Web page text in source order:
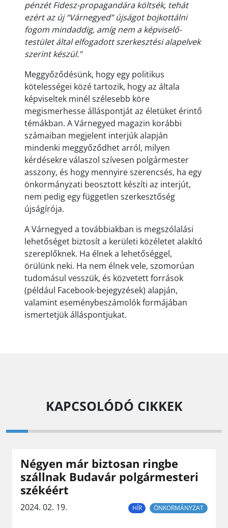
pénzét Fidesz-propagandára költsék, tehát
ezért az új “Várnegyed” újságot bojkottálni
fogom mindaddig, amíg nem a képviselő-
testület által elfogadott szerkesztési alapelvek
szerint készül.”
Meggyőződésünk, hogy egy politikus
kötelességei közé tartozik, hogy az általa
képviseltek minél szélesebb köre
megismerhesse álláspontját az életüket érintő
témákban. A Várnegyed magazin korábbi
számaiban megjelent interjúk alapján
mindenki meggyőződhet arról, milyen
kérdésekre válaszol szívesen polgármester
asszony, és hogy mennyire szerencsés, ha egy
önkormányzati beosztott készíti az interjút,
nem pedig egy független szerkesztőség
újságírója.
A Várnegyed a továbbiakban is megszólalási
lehetőséget biztosít a kerületi közéletet alakító
szereplőknek. Ha élnek a lehetőséggel,
örülünk neki. Ha nem élnek vele, szomorúan
tudomásul vesszük, és közvetett források
(például Facebook-bejegyzések) alapján,
valamint eseménybeszámolók formájában
ismertetjük álláspontjukat.
KAPCSOLÓDÓ CIKKEK
Négyen már biztosan ringbe
szállnak Budavár polgármesteri
székéért
2024. 02. 19. HÍR ÖNKORMÁNYZAT